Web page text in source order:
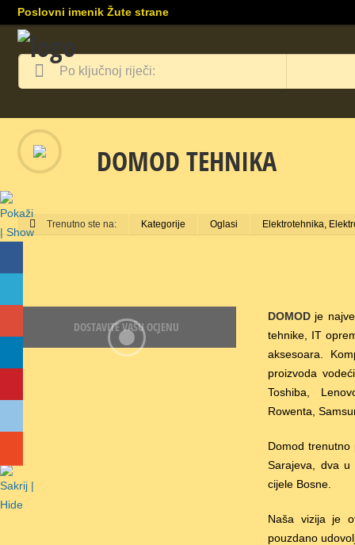
Poslovni imenik Žute strane
DOMOD TEHNIKA
Trenutno ste na: Kategorije Oglasi Elektrotehnika,
DOSTAVITE VAŠU OCJENU
DOMODje
tehnike, IT
aksesoara.
proizvoda
Toshiba,
Rowenta,
Domod
Sarajeva, dva u
cijele Bosne.
Naša vizija je
pouzdano